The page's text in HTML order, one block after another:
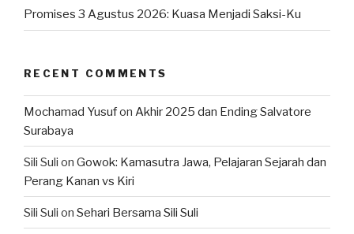
Promises 3 Agustus 2026: Kuasa Menjadi Saksi-Ku
RECENT COMMENTS
Mochamad Yusufon Akhir 2025 dan Ending Salvatore
Surabaya
Sili Suli on Gowok: Kamasutra Jawa, Pelajaran Sejarah dan
Perang Kanan vs Kiri
Sili Suli on Sehari Bersama Sili Suli